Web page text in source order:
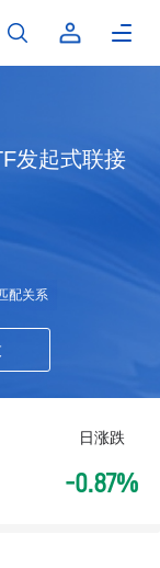
发起式联接
配关系
日涨跌
-0.87%